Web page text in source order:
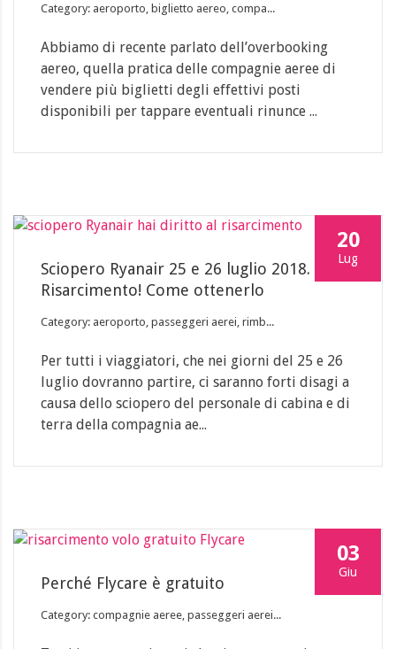
Category: aeroporto, biglietto aereo, compa...
Abbiamo di recente parlato dell’overbooking
aereo, quella pratica delle compagnie aeree di
vendere più biglietti degli effettivi posti
disponibili per tappare eventuali rinunce ...
20
Lug
Sciopero Ryanair 25 e 26 luglio 2018.
Risarcimento! Come ottenerlo
Category: aeroporto, passeggeri aerei, rimb...
Per tutti i viaggiatori, che nei giorni del 25 e 26
luglio dovranno partire, ci saranno forti disagi a
causa dello sciopero del personale di cabina e di
terra della compagnia ae...
03
Giu
Perché Flycare è gratuito
Category: compagnie aeree, passeggeri aerei...